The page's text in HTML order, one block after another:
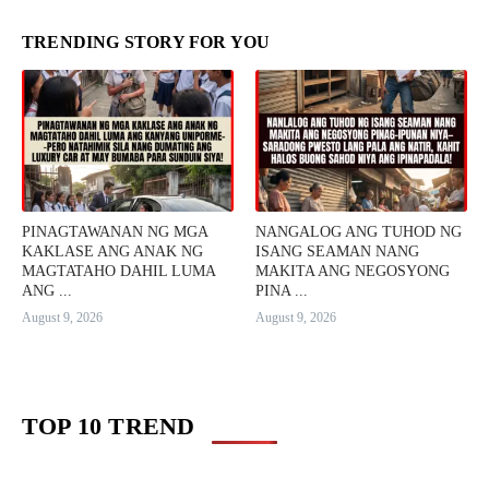
TRENDING STORY FOR YOU
PINAGTAWANAN NG MGA
KAKLASE ANG ANAK NG
MAGTATAHO DAHIL LUMA
ANG ...
August 9, 2026
NANGALOG ANG TUHOD NG
ISANG SEAMAN NANG
MAKITA ANG NEGOSYONG
PINA ...
August 9, 2026
TOP 10 TREND